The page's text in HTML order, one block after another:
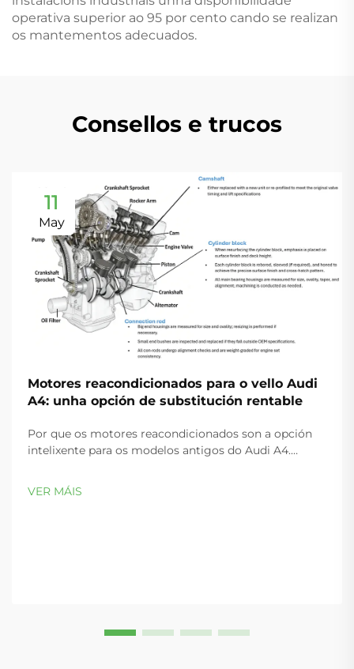
operativa superior ao 95 por cento cando se realizan
os mantementos adecuados.
Consellos e trucos
11
May
Motores reacondicionados para o vello Audi
A4: unha opción de substitución rentable
Por que os motores reacondicionados son a opción
intelixente para os modelos antigos do Audi A4.
Audi A4 de 2002–2008. Os motores 1.8T e 2.0T do Audi
A4 de 2002–2008 son propensos a fallos previsíbeis e
VER MÁIS